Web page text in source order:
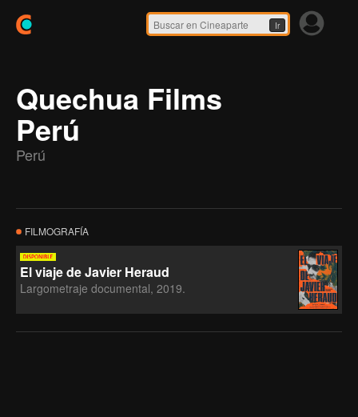
Ir
Quechua Films
Perú
Perú
FILMOGRAFÍA
El viaje de Javier Heraud
Largometraje documental, 2019.